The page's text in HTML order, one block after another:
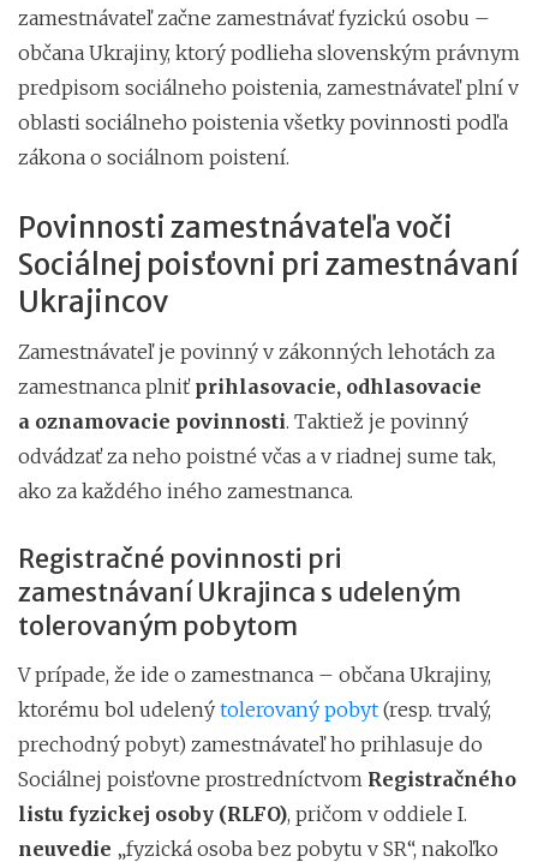
zamestnávateľ začne zamestnávať fyzickú osobu –
občana Ukrajiny, ktorý podlieha slovenským právnym
predpisom sociálneho poistenia, zamestnávateľ plní v
oblasti sociálneho poistenia všetky povinnosti podľa
zákona o sociálnom poistení.
Povinnosti zamestnávateľa voči
Sociálnej poisťovni pri zamestnávaní
Ukrajincov
Zamestnávateľ je povinný v zákonných lehotách za
zamestnanca plniť prihlasovacie, odhlasovacie
a oznamovacie povinnosti. Taktiež je povinný
odvádzať za neho poistné včas a v riadnej sume tak,
ako za každého iného zamestnanca.
Registračné povinnosti pri
zamestnávaní Ukrajinca s udeleným
tolerovaným pobytom
V prípade, že ide o zamestnanca – občana Ukrajiny,
ktorému bol udelený tolerovaný pobyt (resp. trvalý,
prechodný pobyt) zamestnávateľ ho prihlasuje do
Sociálnej poisťovne prostredníctvom Registračného
listu fyzickej osoby (RLFO), pričom v oddiele I.
neuvedie „fyzická osoba bez pobytu v SR“, nakoľko